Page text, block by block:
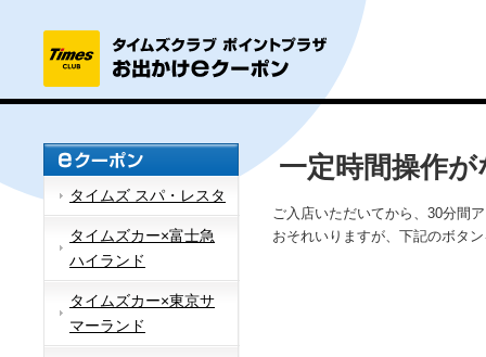
タイムズ スパ・レスタ
タイムズカー×富士急
ハイランド
タイムズカー×東京サ
マーランド
一定時間操作
ご入店いただいてから、30分間
おそれいりますが、下記のボタ